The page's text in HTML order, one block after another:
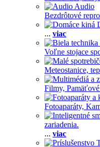
Audio
Bezdrôtové
... viac
Voľne stojace
Meteostanice,
Filmy,
Fotoaparáty,
zariadenia.
... viac